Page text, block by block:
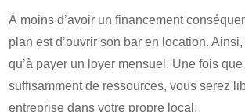
À moins d’avoir un financement
plan est d’ouvrir son bar en location. Ainsi,
qu’à payer un loyer mensuel. Une fois
suffisamment de ressources, vous serez
entreprise dans votre propre local.